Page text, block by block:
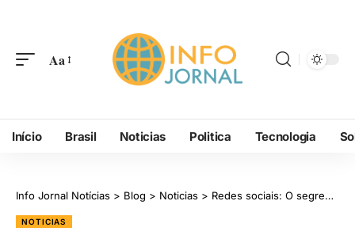
Aa
Início Brasil Noticias Politica Tecnologia
Info Jornal Notícias > Blog > Noticias > Redes sociais: O segredo para o sucesso explosivo de jogos digitais na era da conectividade
NOTICIAS